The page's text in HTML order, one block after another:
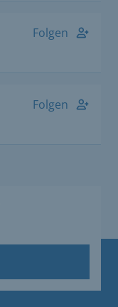
Folgen
Folgen